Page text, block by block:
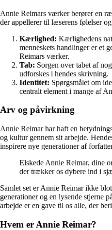
Annie Reimars værker berører en
der appellerer til læserens følelser
Kærlighed: Kærlighedens
menneskets handlinger er et
Reimars værker.
Tab: Sorgen over tabet af
udforskes i hendes skrivning.
Identitet: Spørgsmålet om
centralt element i mange af
Arv og påvirkning
Annie Reimar har haft en
og kultur gennem sit arbejde.
inspirere nye generationer af
Elskede Annie Reimar, dine
der trækker os dybere ind i
Samlet set er Annie Reimar ikke
generationer og en lysende stjerne
arbejde er en gave til os alle, der
Hvem er Annie Reimar?